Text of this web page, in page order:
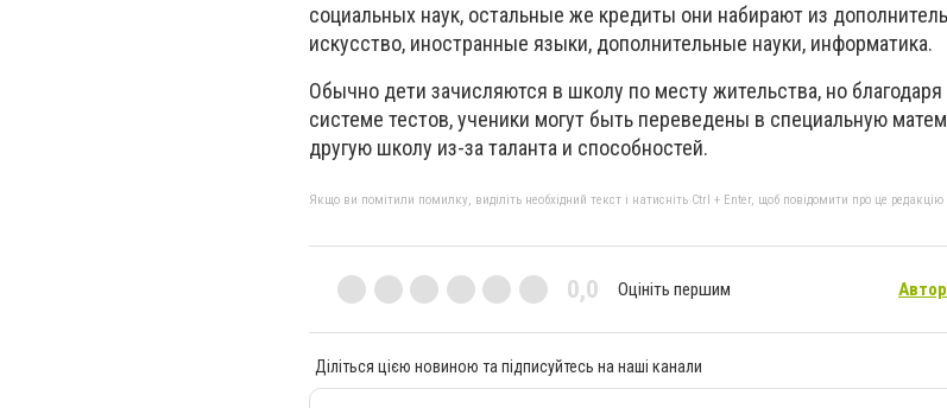
социальных наук, остальные же кредиты они набирают из
искусство, иностранные языки, дополнительные науки, информатика.
Обычно дети зачисляются в школу по месту жительства, но
системе тестов, ученики могут быть переведены в специальную
другую школу из-за таланта и способностей.
Якщо ви помітили помилку, виділіть необхідний текст і натисніть Ctrl + Enter, щоб повідомити про це редакцію
0,0 Оцініть першим
Діліться цією новиною та підписуйтесь на наші канали